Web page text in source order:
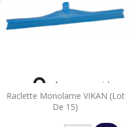
Raclette Monolame VIKAN (lot
De 15)
 Aperçu rapide